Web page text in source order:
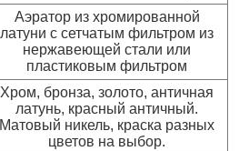
Аэратор из хромированной
латуни с сетчатым фильтром из
нержавеющей стали или
пластиковым фильтром
Хром, бронза, золото, античная
латунь, красный античный.
Матовый никель, краска разных
цветов на выбор.